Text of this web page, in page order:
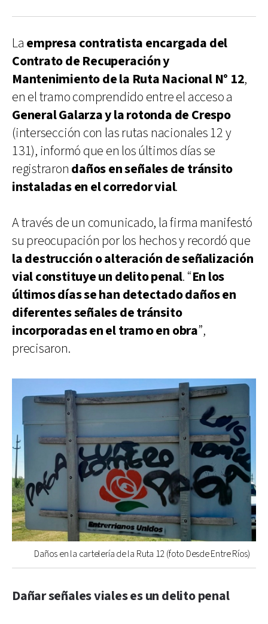
La empresa contratista encargada del
Contrato de Recuperación y
Mantenimiento de la Ruta Nacional N° 12,
en el tramo comprendido entre el acceso a
General Galarza y la rotonda de Crespo
(intersección con las rutas nacionales 12 y
131), informó que en los últimos días se
registraron daños en señales de tránsito
instaladas en el corredor vial.
A través de un comunicado, la firma manifestó
su preocupación por los hechos y recordó que
la destrucción o alteración de señalización
vial constituye un delito penal. “En los
últimos días se han detectado daños en
diferentes señales de tránsito
incorporadas en el tramo en obra”,
precisaron.
Daños en la cartelería de la Ruta 12 (foto Desde Entre Ríos)
Dañar señales viales es un delito penal